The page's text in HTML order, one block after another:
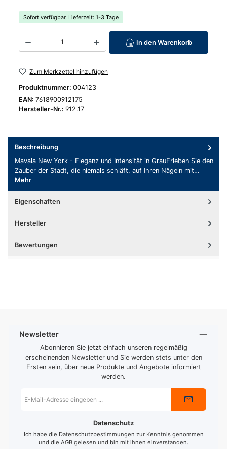
Sofort verfügbar, Lieferzeit: 1-3 Tage
Produkt Anzahl: Gib den gewünschten Wert ein oder benutze die
In den Warenkorb
Zum Merkzettel hinzufügen
Produktnummer: 004123
EAN: 7618900912175
Hersteller-Nr.: 912.17
Beschreibung
Mavala New York - Eleganz und Intensität in GrauErleben Sie den
Zauber der Stadt, die niemals schläft, auf Ihren Nägeln mit…
Mehr
Eigenschaften
Hersteller
Bewertungen
Newsletter
Abonnieren Sie jetzt einfach unseren regelmäßig
erscheinenden Newsletter und Sie werden stets unter den
Ersten sein, über neue Produkte und Angebote informiert
werden.
Mail-
Datenschutz
Ich habe die Datenschutzbestimmungen zur Kenntnis genommen
und die AGB gelesen und bin mit ihnen einverstanden.